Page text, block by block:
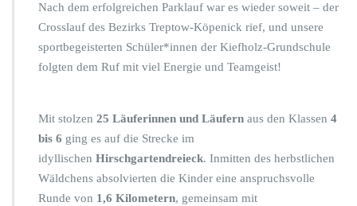
r
t
l
c
n
e
w
Nach dem erfolgreichen Parklauf war es wieder soweit – der
Crosslauf des Bezirks Treptow-Köpenick rief, und unsere
sportbegeisterten Schüler*innen der Kiefholz-Grundschule
folgten dem Ruf mit viel Energie und Teamgeist!
Mit stolzen 25 Läuferinnen und Läufern aus den Klassen 4
bis 6 ging es auf die Strecke im
idyllischen Hirschgartendreieck. Inmitten des herbstlichen
Wäldchens absolvierten die Kinder eine anspruchsvolle
Runde von 1,6 Kilometern, gemeinsam mit